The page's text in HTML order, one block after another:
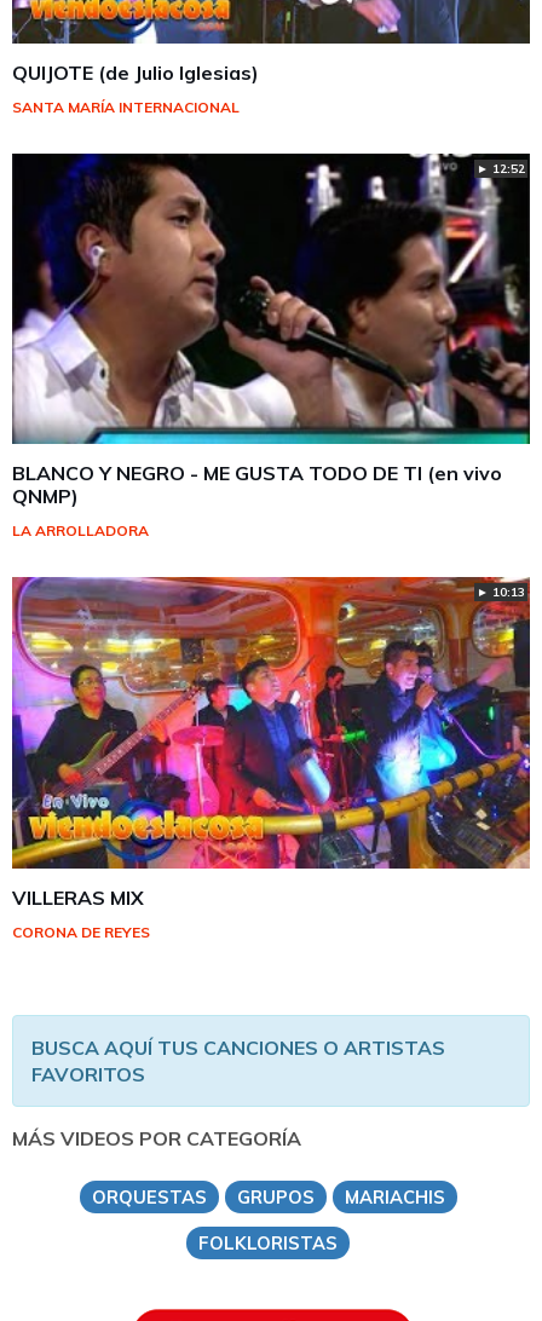
QUIJOTE (de Julio Iglesias)
SANTA MARÍA INTERNACIONAL
► 12:52
BLANCO Y NEGRO - ME GUSTA TODO DE TI (en vivo
QNMP)
LA ARROLLADORA
► 10:13
VILLERAS MIX
CORONA DE REYES
BUSCA AQUÍ TUS CANCIONES O ARTISTAS
FAVORITOS
MÁS VIDEOS POR CATEGORÍA
ORQUESTAS GRUPOS
MARIACHIS
FOLKLORISTAS